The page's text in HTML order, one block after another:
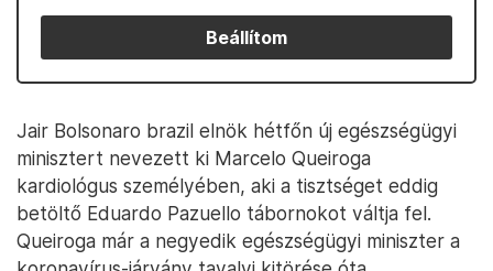
Beállítom
Jair Bolsonaro brazil elnök hétfőn új egészségügyi
minisztert nevezett ki Marcelo Queiroga
kardiológus személyében, aki a tisztséget eddig
betöltő Eduardo Pazuello tábornokot váltja fel.
Queiroga már a negyedik egészségügyi miniszter a